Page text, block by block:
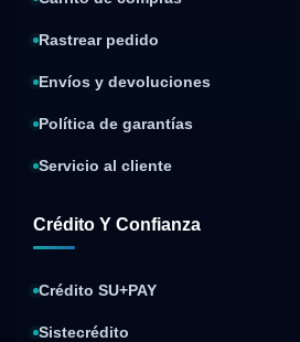
Rastrear pedido
Envíos y devoluciones
Política de garantías
Servicio al cliente
Crédito Y Confianza
Crédito SU+PAY
Sistecrédito